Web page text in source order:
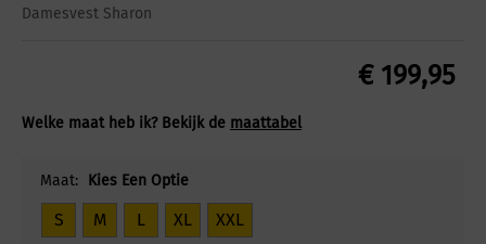
Damesvest Sharon
€199,95
Welke maat heb ik? Bekijk de maattabel
Maat: Kies Een Optie
S M L XL XXL